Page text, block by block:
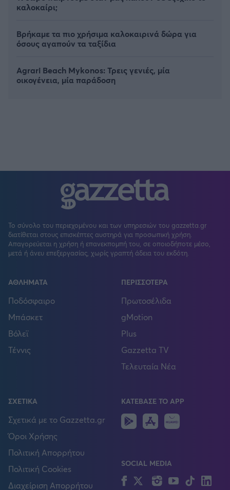
καλοκαίρι;
Βρήκαμε τα πιο χρήσιμα καλοκαιρινά δώρα για
όσους αγαπούν τα ταξίδια
Agrari Beach Mykonos: Τρεις γενιές, μία
οικογένεια, μία παράδοση
Το σύνολο του περιεχομένου και των υπηρεσιών του gazzetta.gr
διατίθεται στους επισκέπτες αυστηρά για προσωπική χρήση.
Απαγορεύεται η χρήση ή επανεκπομπή του, σε οποιοδήποτε μέσο,
μετά ή άνευ επεξεργασίας, χωρίς γραπτή άδεια του εκδότη.
ΑΘΛΗΜΑΤΑ
Ποδόσφαιρο
Μπάσκετ
Βόλεϊ
Τέννις
ΠΕΡΙΣΣΟΤΕΡΑ
Πρωτοσέλιδα
gMotion
Plus
Gazzetta TV
Τελευταία Νέα
ΣΧΕΤΙΚΑ
Σχετικά με το Gazzetta.gr
Όροι Χρήσης
Πολιτική Απορρήτου
Πολιτική Cookies
Διαχείριση Απορρήτου
ΚΑΤΕΒΑΣΕ ΤΟ APP
Android
IOS
SOCIAL MEDIA
FacebookTwitterInstagram
YouTubeTikTok